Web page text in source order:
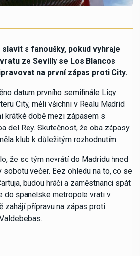
slavit s fanoušky, pokud vyhraje
ze Sevilly se Los Blancos
na první zápas proti City.
datum prvního semifinále Ligy
City, měli všichni v Realu Madrid
krátké době mezi zápasem s
del Rey. Skutečnost, že oba zápasy
klub k důležitým rozhodnutím.
že se tým nevrátí do Madridu hned
sobotu večer. Bez ohledu na to, co se
budou hráči a zaměstnanci spát
do španělské metropole vrátí v
zahájí přípravu na zápas proti